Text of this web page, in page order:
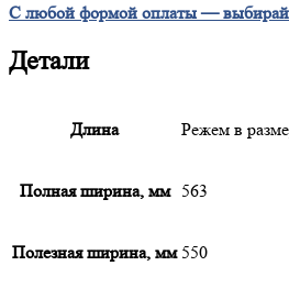
С любой формой оплаты —
Детали
Длина Режем в
Полная ширина, мм 563
Полезная ширина, мм 550